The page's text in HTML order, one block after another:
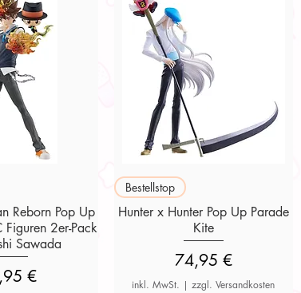
Reborn Pop Up
Figuren 2er-Pack
Sawada
€
Schnellansicht
Bestellstop
Hunter x Hunter Pop Up Parade
Kite
Preis
74,95 €
inkl. MwSt. |zzgl. Versandkosten